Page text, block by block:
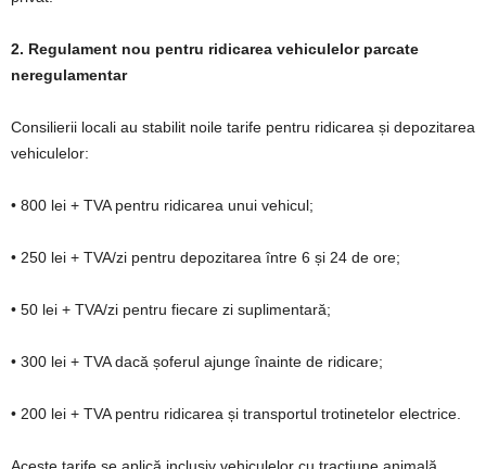
2. Regulament nou pentru ridicarea vehiculelor parcate
neregulamentar
Consilierii locali au stabilit noile tarife pentru ridicarea și depozitarea
vehiculelor:
• 800 lei + TVA pentru ridicarea unui vehicul;
• 250 lei + TVA/zi pentru depozitarea între 6 și 24 de ore;
• 50 lei + TVA/zi pentru fiecare zi suplimentară;
• 300 lei + TVA dacă șoferul ajunge înainte de ridicare;
• 200 lei + TVA pentru ridicarea și transportul trotinetelor electrice.